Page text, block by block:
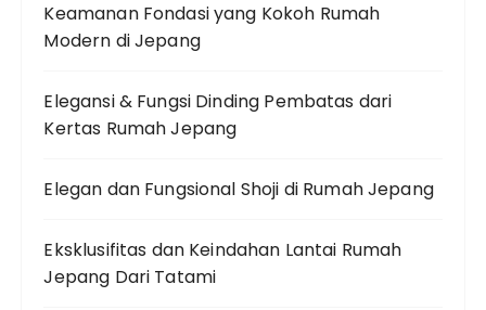
Keamanan Fondasi yang Kokoh Rumah
Modern di Jepang
Elegansi & Fungsi Dinding Pembatas dari
Kertas Rumah Jepang
Elegan dan Fungsional Shoji di Rumah Jepang
Eksklusifitas dan Keindahan Lantai Rumah
Jepang Dari Tatami